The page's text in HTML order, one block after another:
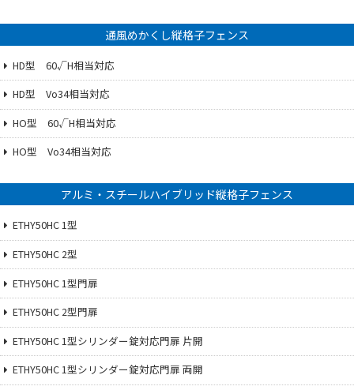
通風めかくし縦格子フェンス
HD型 60√H相当対応
HD型 Vo34相当対応
HO型 60√H相当対応
HO型 Vo34相当対応
アルミ・スチールハイブリッド縦格子フェンス
ETHY50HC 1型
ETHY50HC 2型
ETHY50HC 1型門扉
ETHY50HC 2型門扉
ETHY50HC 1型シリンダー錠対応門扉 片開
ETHY50HC 1型シリンダー錠対応門扉 両開